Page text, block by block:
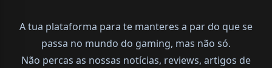
A tua plataforma para te manteres a par do que se
passa no mundo do gaming, mas não só.
Não percas as nossas notícias, reviews, artigos de